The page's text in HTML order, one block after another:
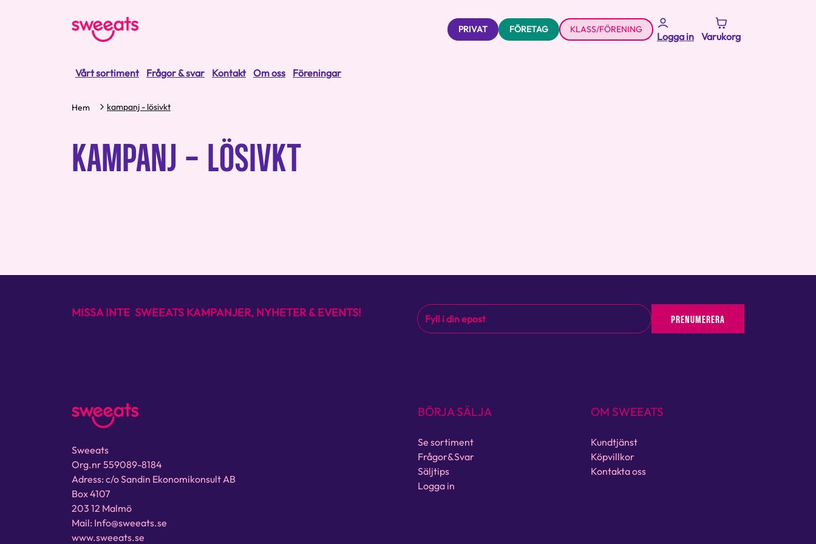
PRIVAT FÖRETAG KLASS/FÖRENING
Logga in Varukorg
Vårt sortiment Frågor & svar Kontakt Om oss Föreningar
Hem kampanj - lösivkt
KAMPANJ - LÖSIVKT
MISSA INTE SWEEATS KAMPANJER, NYHETER & EVENTS! PRENUMERERA
Sweeats
Org.nr 559089-8184
Adress: c/o Sandin Ekonomikonsult AB
Box 4107
203 12 Malmö
Mail: Info@sweeats.se
www.sweeats.se
BÖRJA SÄLJA
Se sortiment
Frågor&Svar
Säljtips
Logga in
OM SWEEATS
Kundtjänst
Köpvillkor
Kontakta oss